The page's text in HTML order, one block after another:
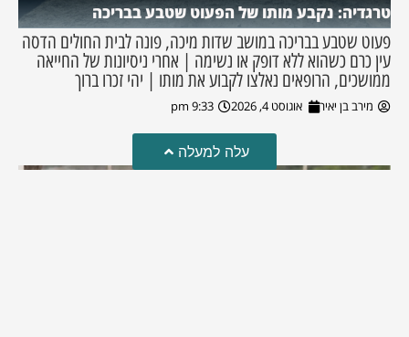
טרגדיה: נקבע מותו של הפעוט שטבע בבריכה
פעוט שטבע בבריכה במושב שדות מיכה, פונה לבית החולים הדסה
עין כרם כשהוא ללא דופק או נשימה | אחרי ניסיונות של החייאה
ממושכים, הרופאים נאלצו לקבוע את מותו | יהי זכרו ברוך
מירב בן יאיר אוגוסט 4, 2026 9:33 pm
עלה למעלה